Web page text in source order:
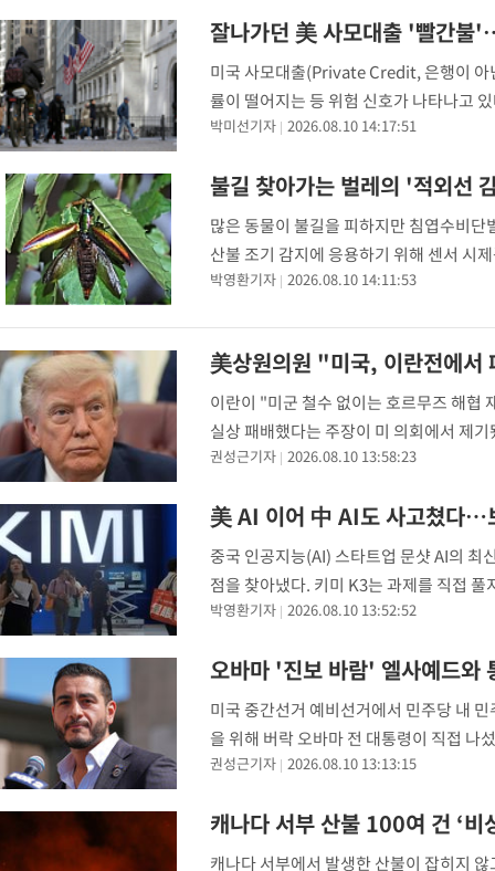
-6412초 전 >'낮 최고 34도' 전국 더위 지속…강원·경상권 오전 비
-5060초 전 >파키스탄 보안군, 대 테러작전으로 남서부의 무장세력 소탕전
살해
-3607초 전 >인천 앞바다 연락두절 모터보트 승선원 3명 전원 구조
-3276초 전 >이집트, 가자 협상 당사자들에게 약속이행과 방해금지 촉구
17분 전 >트럼프, 이란 추가 요구에 "저강도 대응…이건 체스게임"
잘나가던 美 사모대출 '빨간불
미국 사모대출(Private Credit, 은행이 아
률이 떨어지는 등 위험 신호가 나타나고
의 부실대출 비율은 5년 만에 최고 수준
박미선기자 2026.08.10 14:17:51
불길 찾아가는 벌레의 '적외선
많은 동물이 불길을 피하지만 침엽수비
산불 조기 감지에 응용하기 위해 센서 시
가운데 침엽수비단벌레의 번식 방식과
박영환기자 2026.08.10 14:11:53
美상원의원 "미국, 이란전에
이란이 "미군 철수 없이는 호르무즈 해협
실상 패배했다는 주장이 미 의회에서 제
도널드 트럼프 대통령이 "이란 전쟁에서
권성근기자 2026.08.10 13:58:23
美 AI 이어 中 AI도 사고쳤다…
중국 인공지능(AI) 스타트업 문샷 AI의 최
점을 찾아냈다. 키미 K3는 과제를 직접
시간) AI 전문 사이버보안업체 프런티어
박영환기자 2026.08.10 13:52:52
오바마 '진보 바람' 엘사예드와
미국 중간선거 예비선거에서 민주당 내
을 위해 버락 오바마 전 대통령이 직접 나
경선에서 현직 하원의원을 꺾은 민주사
권성근기자 2026.08.10 13:13:15
캐나다 서부 산불 100여 건 ‘
캐나다 서부에서 발생한 산불이 잡히지